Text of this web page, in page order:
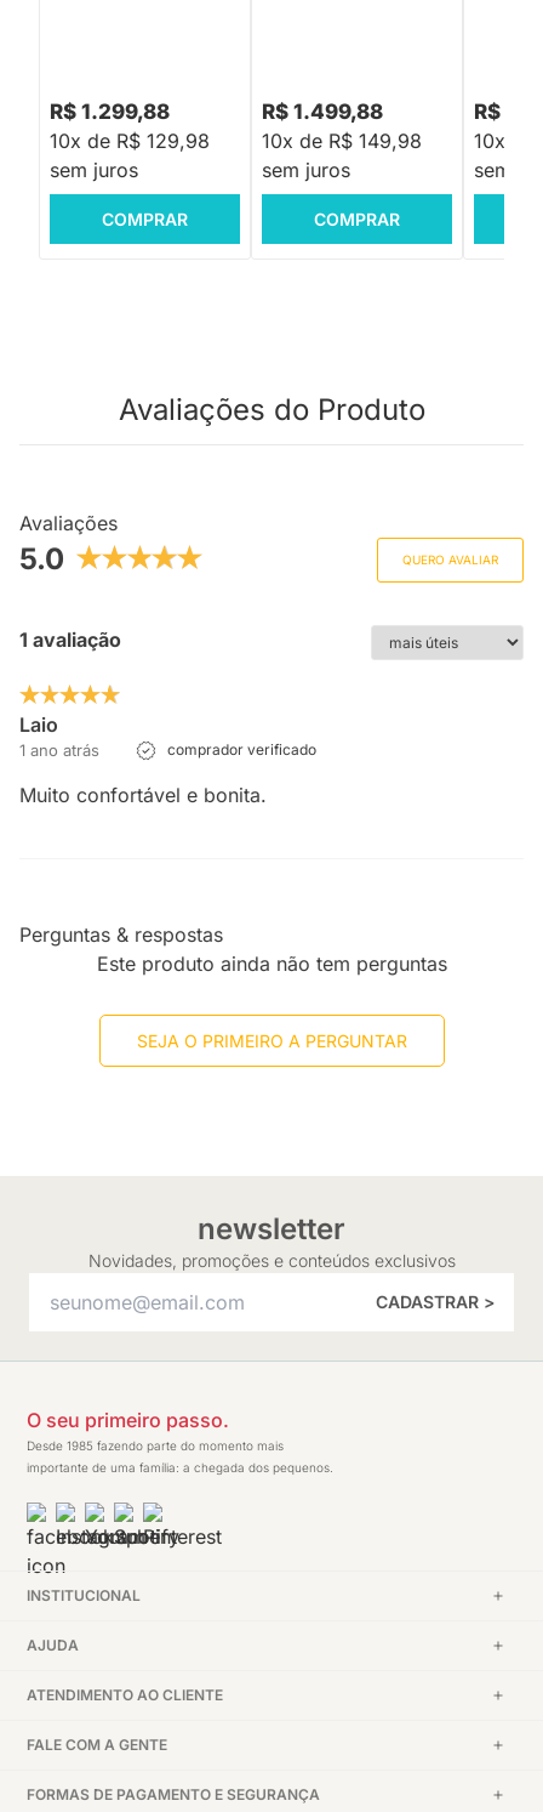
R$ 1.299,88
10x de R$ 129,98
sem juros
COMPRAR
R$ 1.499,88
10x de R$ 149,98
sem juros
COMPRAR
R$
10x de
sem
Avaliações do Produto
Avaliações
5.0 QUERO AVALIAR
1 avaliação
Laio
1 ano atrás comprador verificado
Muito confortável e bonita.
Perguntas & respostas
Este produto ainda não tem perguntas
SEJA O PRIMEIRO A PERGUNTAR
newsletter
Novidades, promoções e conteúdos exclusivos
CADASTRAR >
O seu primeiro passo.
Desde 1985 fazendo parte do momento mais
importante de uma família: a chegada dos pequenos.
INSTITUCIONAL
AJUDA
ATENDIMENTO AO CLIENTE
FALE COM A GENTE
FORMAS DE PAGAMENTO E SEGURANÇA